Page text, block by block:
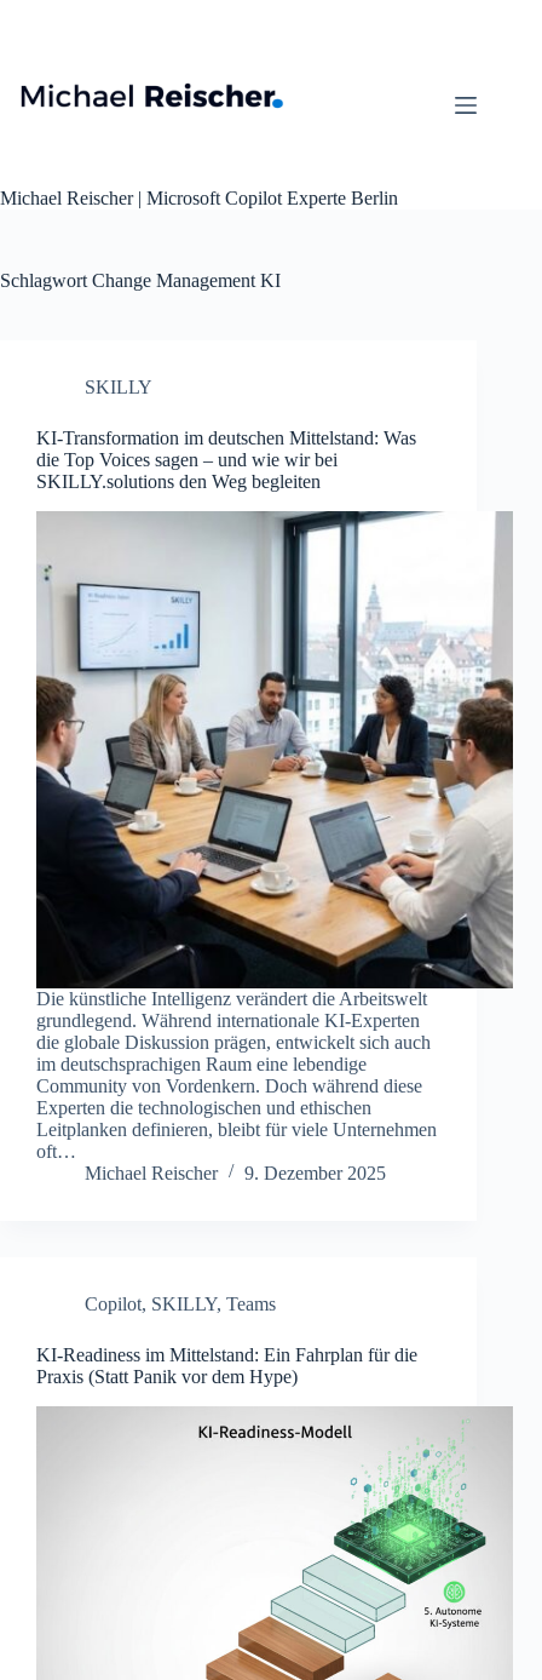
Michael Reischer | Microsoft Copilot Experte Berlin
Schlagwort Change Management KI
SKILLY
KI-Transformation im deutschen Mittelstand: Was
die Top Voices sagen – und wie wir bei
SKILLY.solutions den Weg begleiten
Die künstliche Intelligenz verändert die Arbeitswelt
grundlegend. Während internationale KI-Experten
die globale Diskussion prägen, entwickelt sich auch
im deutschsprachigen Raum eine lebendige
Community von Vordenkern. Doch während diese
Experten die technologischen und ethischen
Leitplanken definieren, bleibt für viele Unternehmen
oft…
Michael Reischer
9. Dezember 2025
Copilot, SKILLY, Teams
KI-Readiness im Mittelstand: Ein Fahrplan für die
Praxis (Statt Panik vor dem Hype)